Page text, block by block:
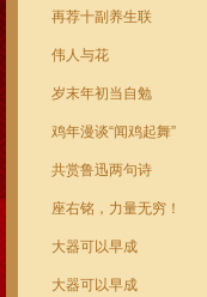
再荐十副养生联
伟人与花
岁末年初当自勉
鸡年漫谈“闻鸡起舞”
共赏鲁迅两句诗
座右铭，力量无穷！
大器可以早成
大器可以早成